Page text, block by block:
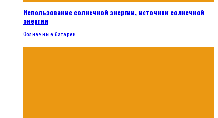
Использование солнечной энергии, источник солнечной
энергии
Солнечные батареи